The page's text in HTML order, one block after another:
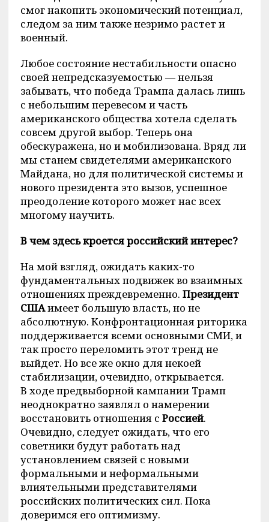
смог накопить экономический потенциал,
следом за ним также незримо растет и
военный.
Любое состояние нестабильности опасно
своей непредсказуемостью — нельзя
забывать, что победа Трампа далась лишь
с небольшим перевесом и часть
американского общества хотела сделать
совсем другой выбор. Теперь она
обескуражена, но и мобилизована. Вряд ли
мы станем свидетелями американского
Майдана, но для политической системы и
нового президента это вызов, успешное
преодоление которого может нас всех
многому научить.
В чем здесь кроется российский интерес?
На мой взгляд, ожидать каких-то
фундаментальных подвижек во взаимных
отношениях преждевременно. Президент
СШАимеет большую власть, но не
абсолютную. Конфронтационная риторика
поддерживается всеми основными СМИ, и
так просто переломить этот тренд не
выйдет. Но все же окно для некоей
стабилизации, очевидно, открывается.
В ходе предвыборной кампании Трамп
неоднократно заявлял о намерении
восстановить отношения с Россией.
Очевидно, следует ожидать, что его
советники будут работать над
установлением связей с новыми
формальными и неформальными
влиятельными представителями
российских политических сил. Пока
доверимся его оптимизму.